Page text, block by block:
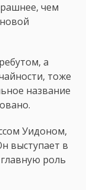
чем
а
тоже
название
Уидоном,
выступает в
роль